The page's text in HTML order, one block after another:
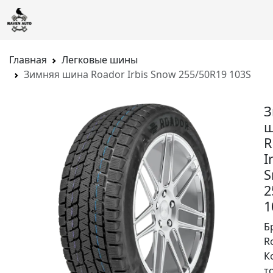
Главная
Легковые шины
Зимняя шина Roador Irbis Snow 255/50R19 103S